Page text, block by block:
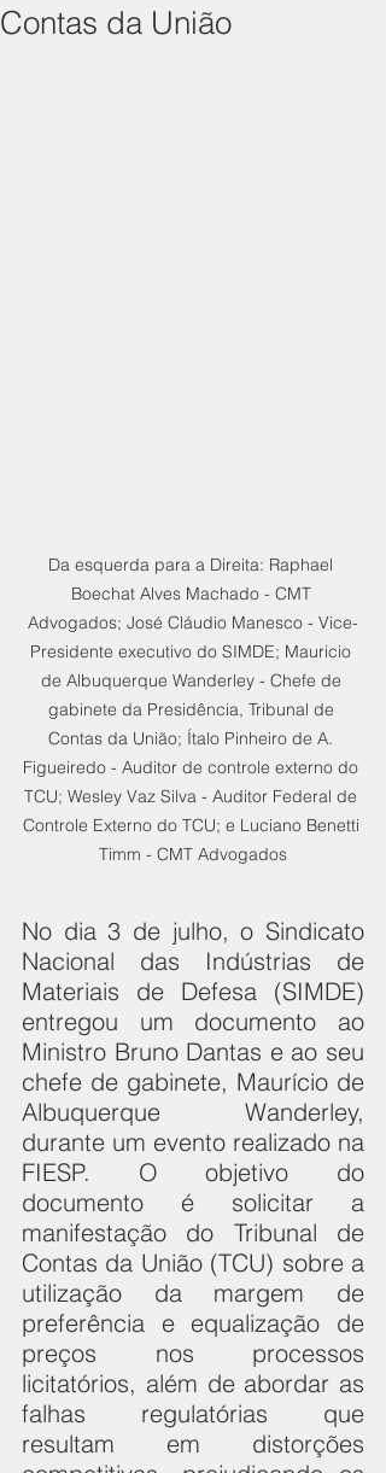
Contas da União
Da esquerda para a Direita: Raphael
Boechat Alves Machado - CMT
Advogados; José Cláudio Manesco - Vice-
Presidente executivo do SIMDE; Mauricio
de Albuquerque Wanderley - Chefe de
gabinete da Presidência, Tribunal de
Contas da União; Ítalo Pinheiro de A.
Figueiredo - Auditor de controle externo do
TCU; Wesley Vaz Silva - Auditor Federal de
Controle Externo do TCU; e Luciano Benetti
Timm - CMT Advogados
No dia 3 de julho, o Sindicato
Nacional das Indústrias de
Materiais de Defesa (SIMDE)
entregou um documento ao
Ministro Bruno Dantas e ao seu
chefe de gabinete, Maurício de
Albuquerque Wanderley,
durante um evento realizado na
FIESP. O objetivo do
documento é solicitar a
manifestação do Tribunal de
Contas da União (TCU) sobre a
utilização da margem de
preferência e equalização de
preços nos processos
licitatórios, além de abordar as
falhas regulatórias que
resultam em distorções